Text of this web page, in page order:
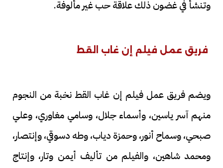
وتنشأ في غضون ذلك علاقة حب غير مألوفة.
فريق عمل فيلم إن غاب القط
ويضم فريق عمل فيلم إن غاب القط نخبة من النجوم
منهم آسر ياسين، وأسماء جلال، وسامي مغاوري، وعلي
صبحي، وسماح أنور، وحمزة دياب، وطه دسوقي، وإنتصار،
ومحمد شاهين، والفيلم من تأليف أيمن وتار، وإنتاج